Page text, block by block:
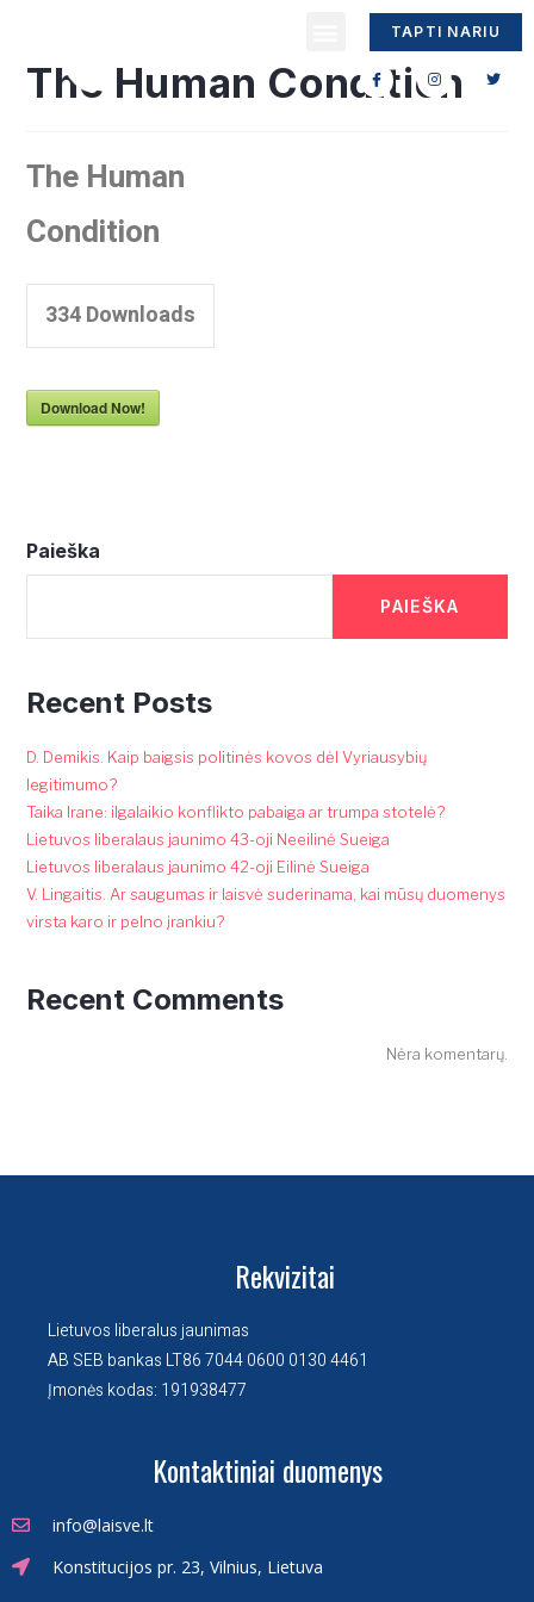
TAPTI NARIU
The Human Condition
The Human
Condition
334Downloads
Download Now!
Paieška
PAIEŠKA
Recent Posts
D. Demikis. Kaip baigsis politinės kovos dėl Vyriausybių
legitimumo?
Taika Irane: ilgalaikio konflikto pabaiga ar trumpa stotelė?
Lietuvos liberalaus jaunimo 43-oji Neeilinė Sueiga
Lietuvos liberalaus jaunimo 42-oji Eilinė Sueiga
V. Lingaitis. Ar saugumas ir laisvė suderinama, kai mūsų duomenys
virsta karo ir pelno įrankiu?
Recent Comments
Nėra komentarų.
Rekvizitai
Lietuvos liberalus jaunimas
AB SEB bankas LT86 7044 0600 0130 4461
Įmonės kodas: 191938477
Kontaktiniai duomenys
info@laisve.lt
Konstitucijos pr. 23, Vilnius, Lietuva